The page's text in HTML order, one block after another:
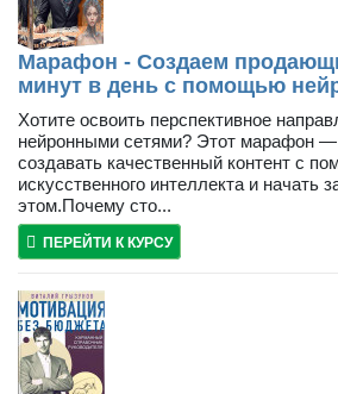
Марафон - Создаем
минут в день с помощью
Хотите освоить перспективное
нейронными сетями? Этот марафон
создавать качественный контент с
искусственного интеллекта и начать
этом.Почему сто...
ПЕРЕЙТИ К КУРСУ